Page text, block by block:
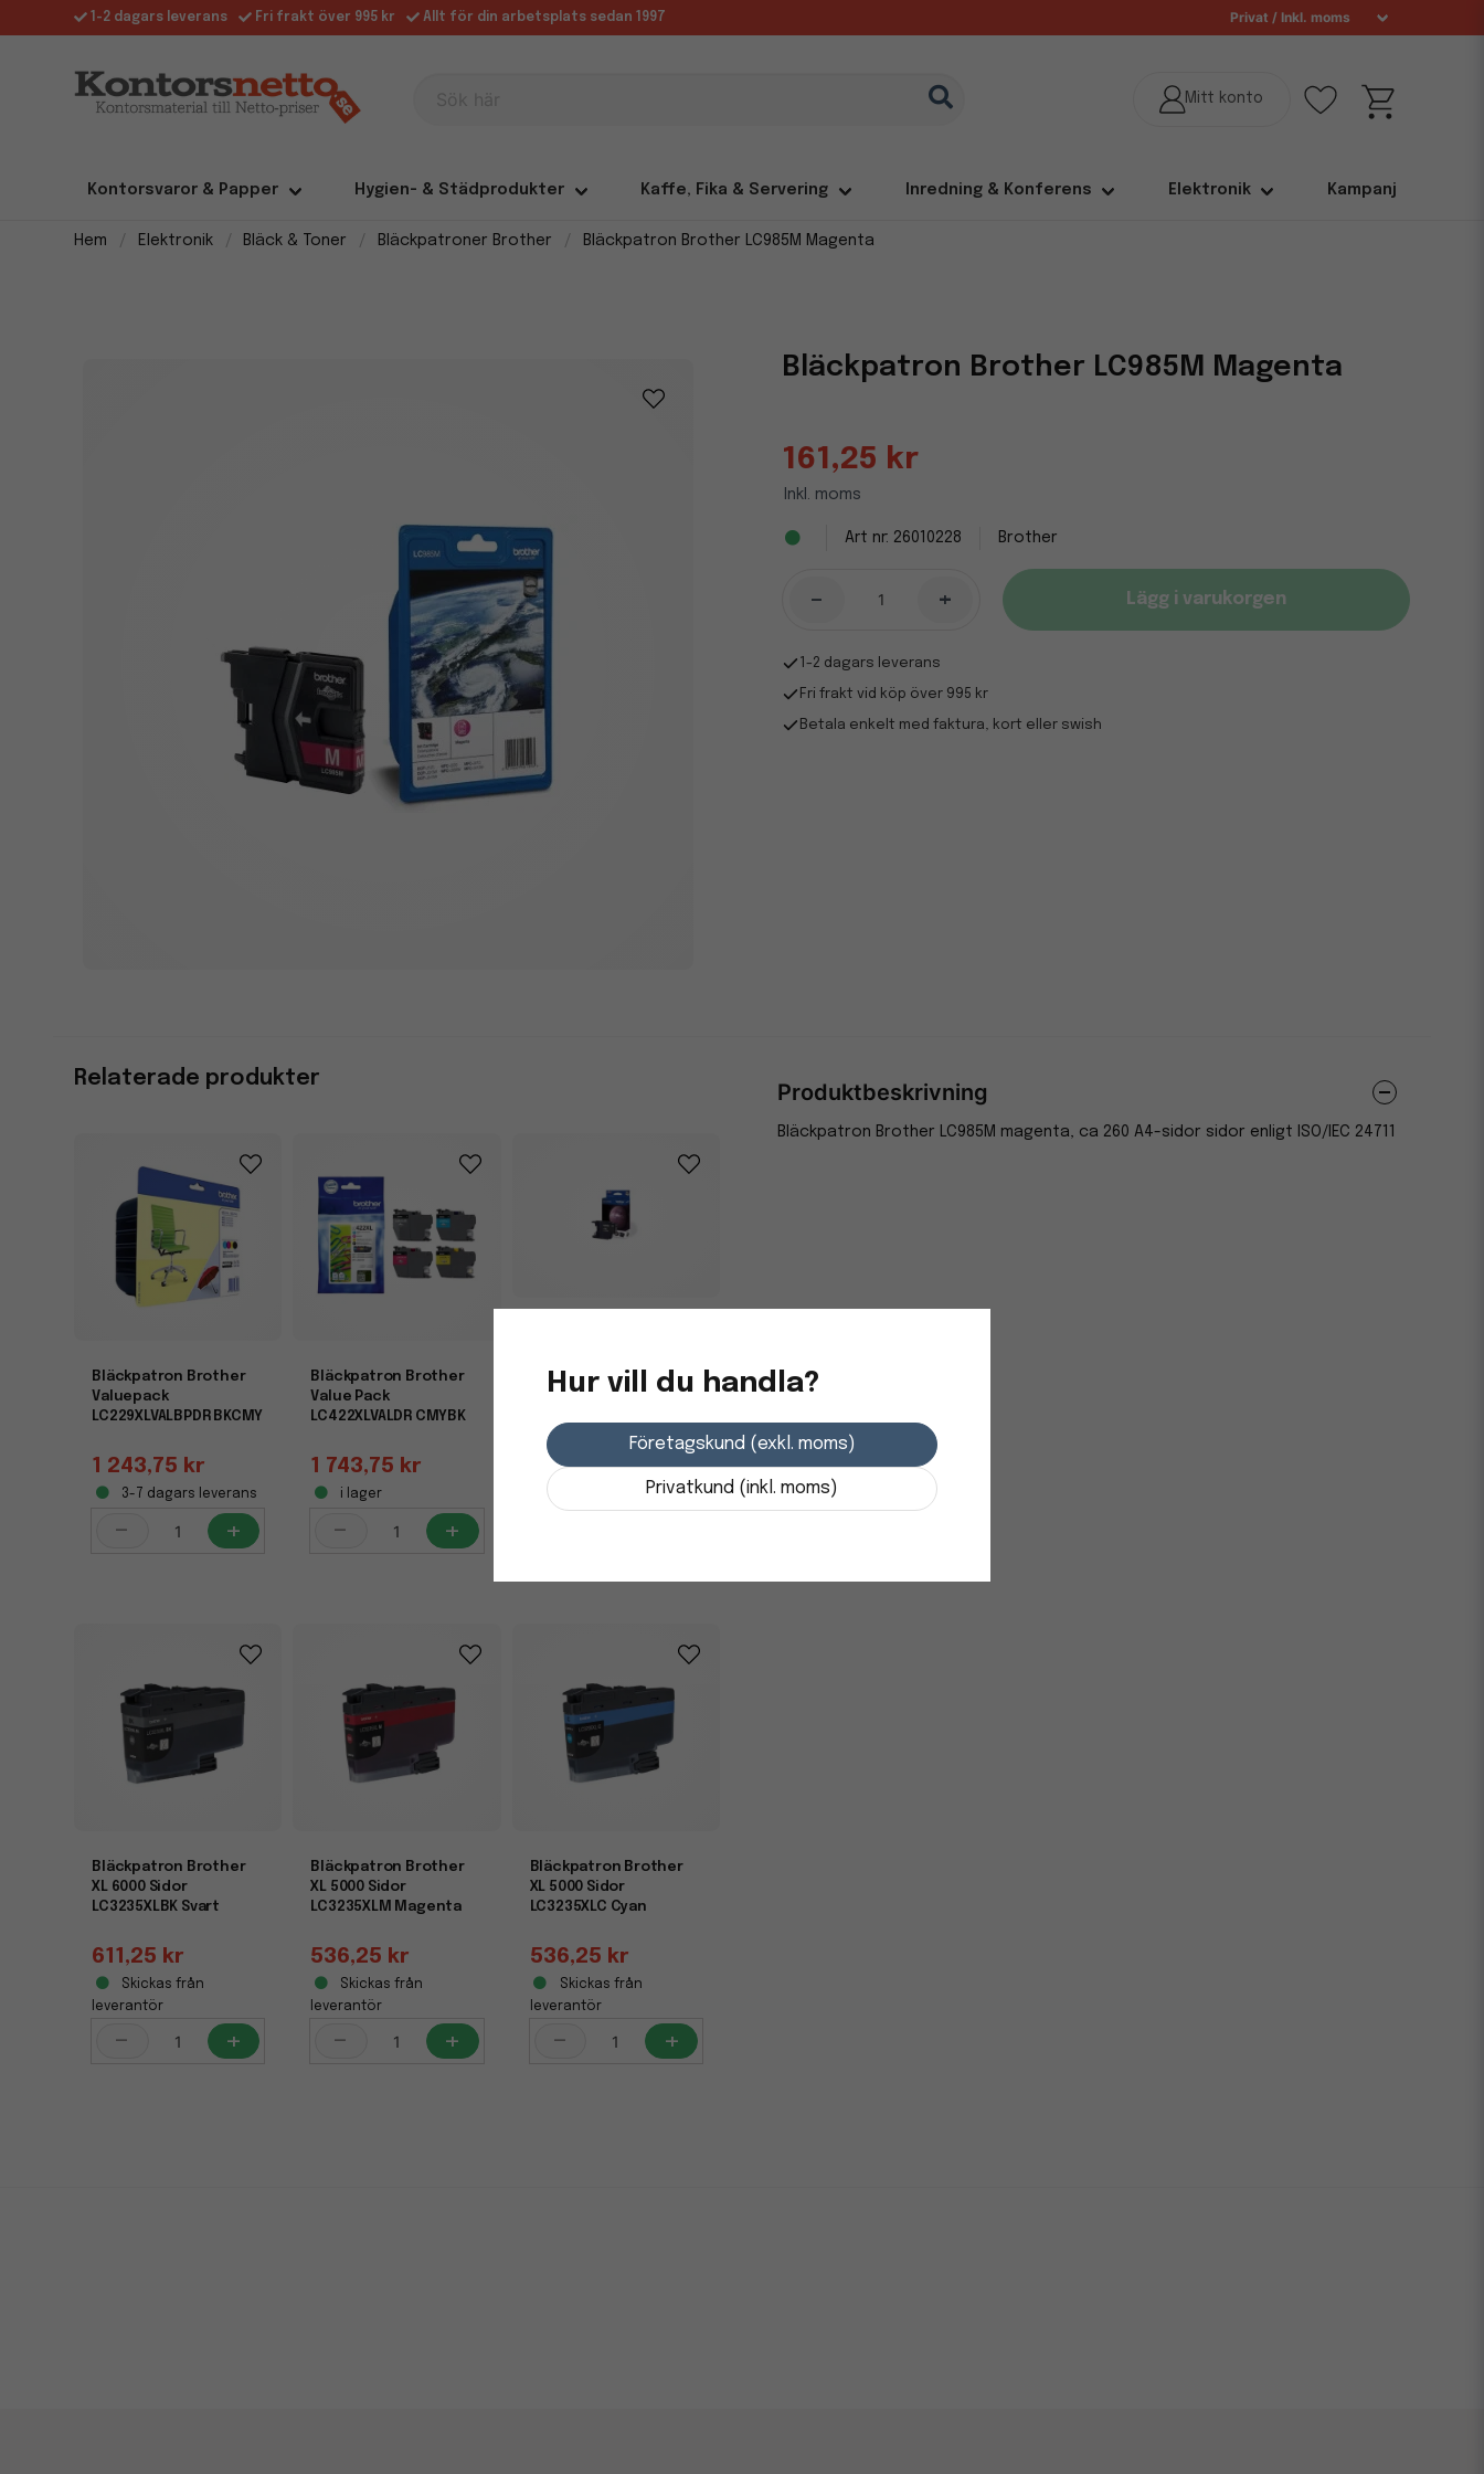
1-2 dagars leverans Fri frakt över 995 kr Allt för din arbetsplats sedan 1997
Kontorsvaror & Papper Hygien- & Städprodukter Kaffe, Fika & Servering Inredning & Konferens Elektronik Kampanj
Hem Elektronik Bläck & Toner Bläckpatroner Brother Bläckpatron Brother LC985M Magenta
Bläckpatron Brother LC985M Magenta
161,25 kr
Inkl. moms
26010228 Brother
- + Lägg i varukorgen
1-2 dagars leverans
Fri frakt vid köp över 995 kr
Betala enkelt med faktura, kort eller swish
Relaterade produkter
Bläckpatron Brother
Valuepack
LC229XLVALBPDR BKCMY
1 243,75 kr
3-7 dagars leverans
- +
Bläckpatron Brother
Value Pack
LC422XLVALDR CMYBK
1 743,75 kr
i lager
- +
293,75 kr
3-7 dagars leverans
+
Bläckpatron Brother
XL 6000 Sidor
LC3235XLBK Svart
611,25 kr
Skickas från
leverantör
- +
Bläckpatron Brother
XL 5000 Sidor
LC3235XLM Magenta
536,25 kr
Skickas från
leverantör
- +
Bläckpatron Brother
XL 5000 Sidor
LC3235XLC Cyan
536,25 kr
Skickas från
leverantör
- +
Produktbeskrivning
Bläckpatron Brother LC985M magenta, ca 260 A4-sidor sidor enligt ISO/IEC 24711
Hur vill du handla?
Företagskund (exkl. moms)
Privatkund (inkl. moms)